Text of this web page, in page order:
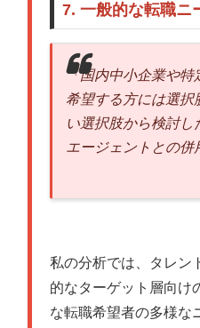
7. 一般的な転職ニ
「国内中小企業や特
希望する方には選択
い選択肢から検討
エージェントとの併
私の分析では、タレン
的なターゲット層向け
な転職希望者の多様な